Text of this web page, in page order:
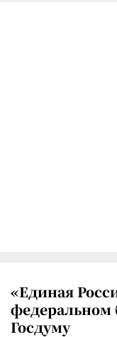
«Единая
федеральном
Госдуму